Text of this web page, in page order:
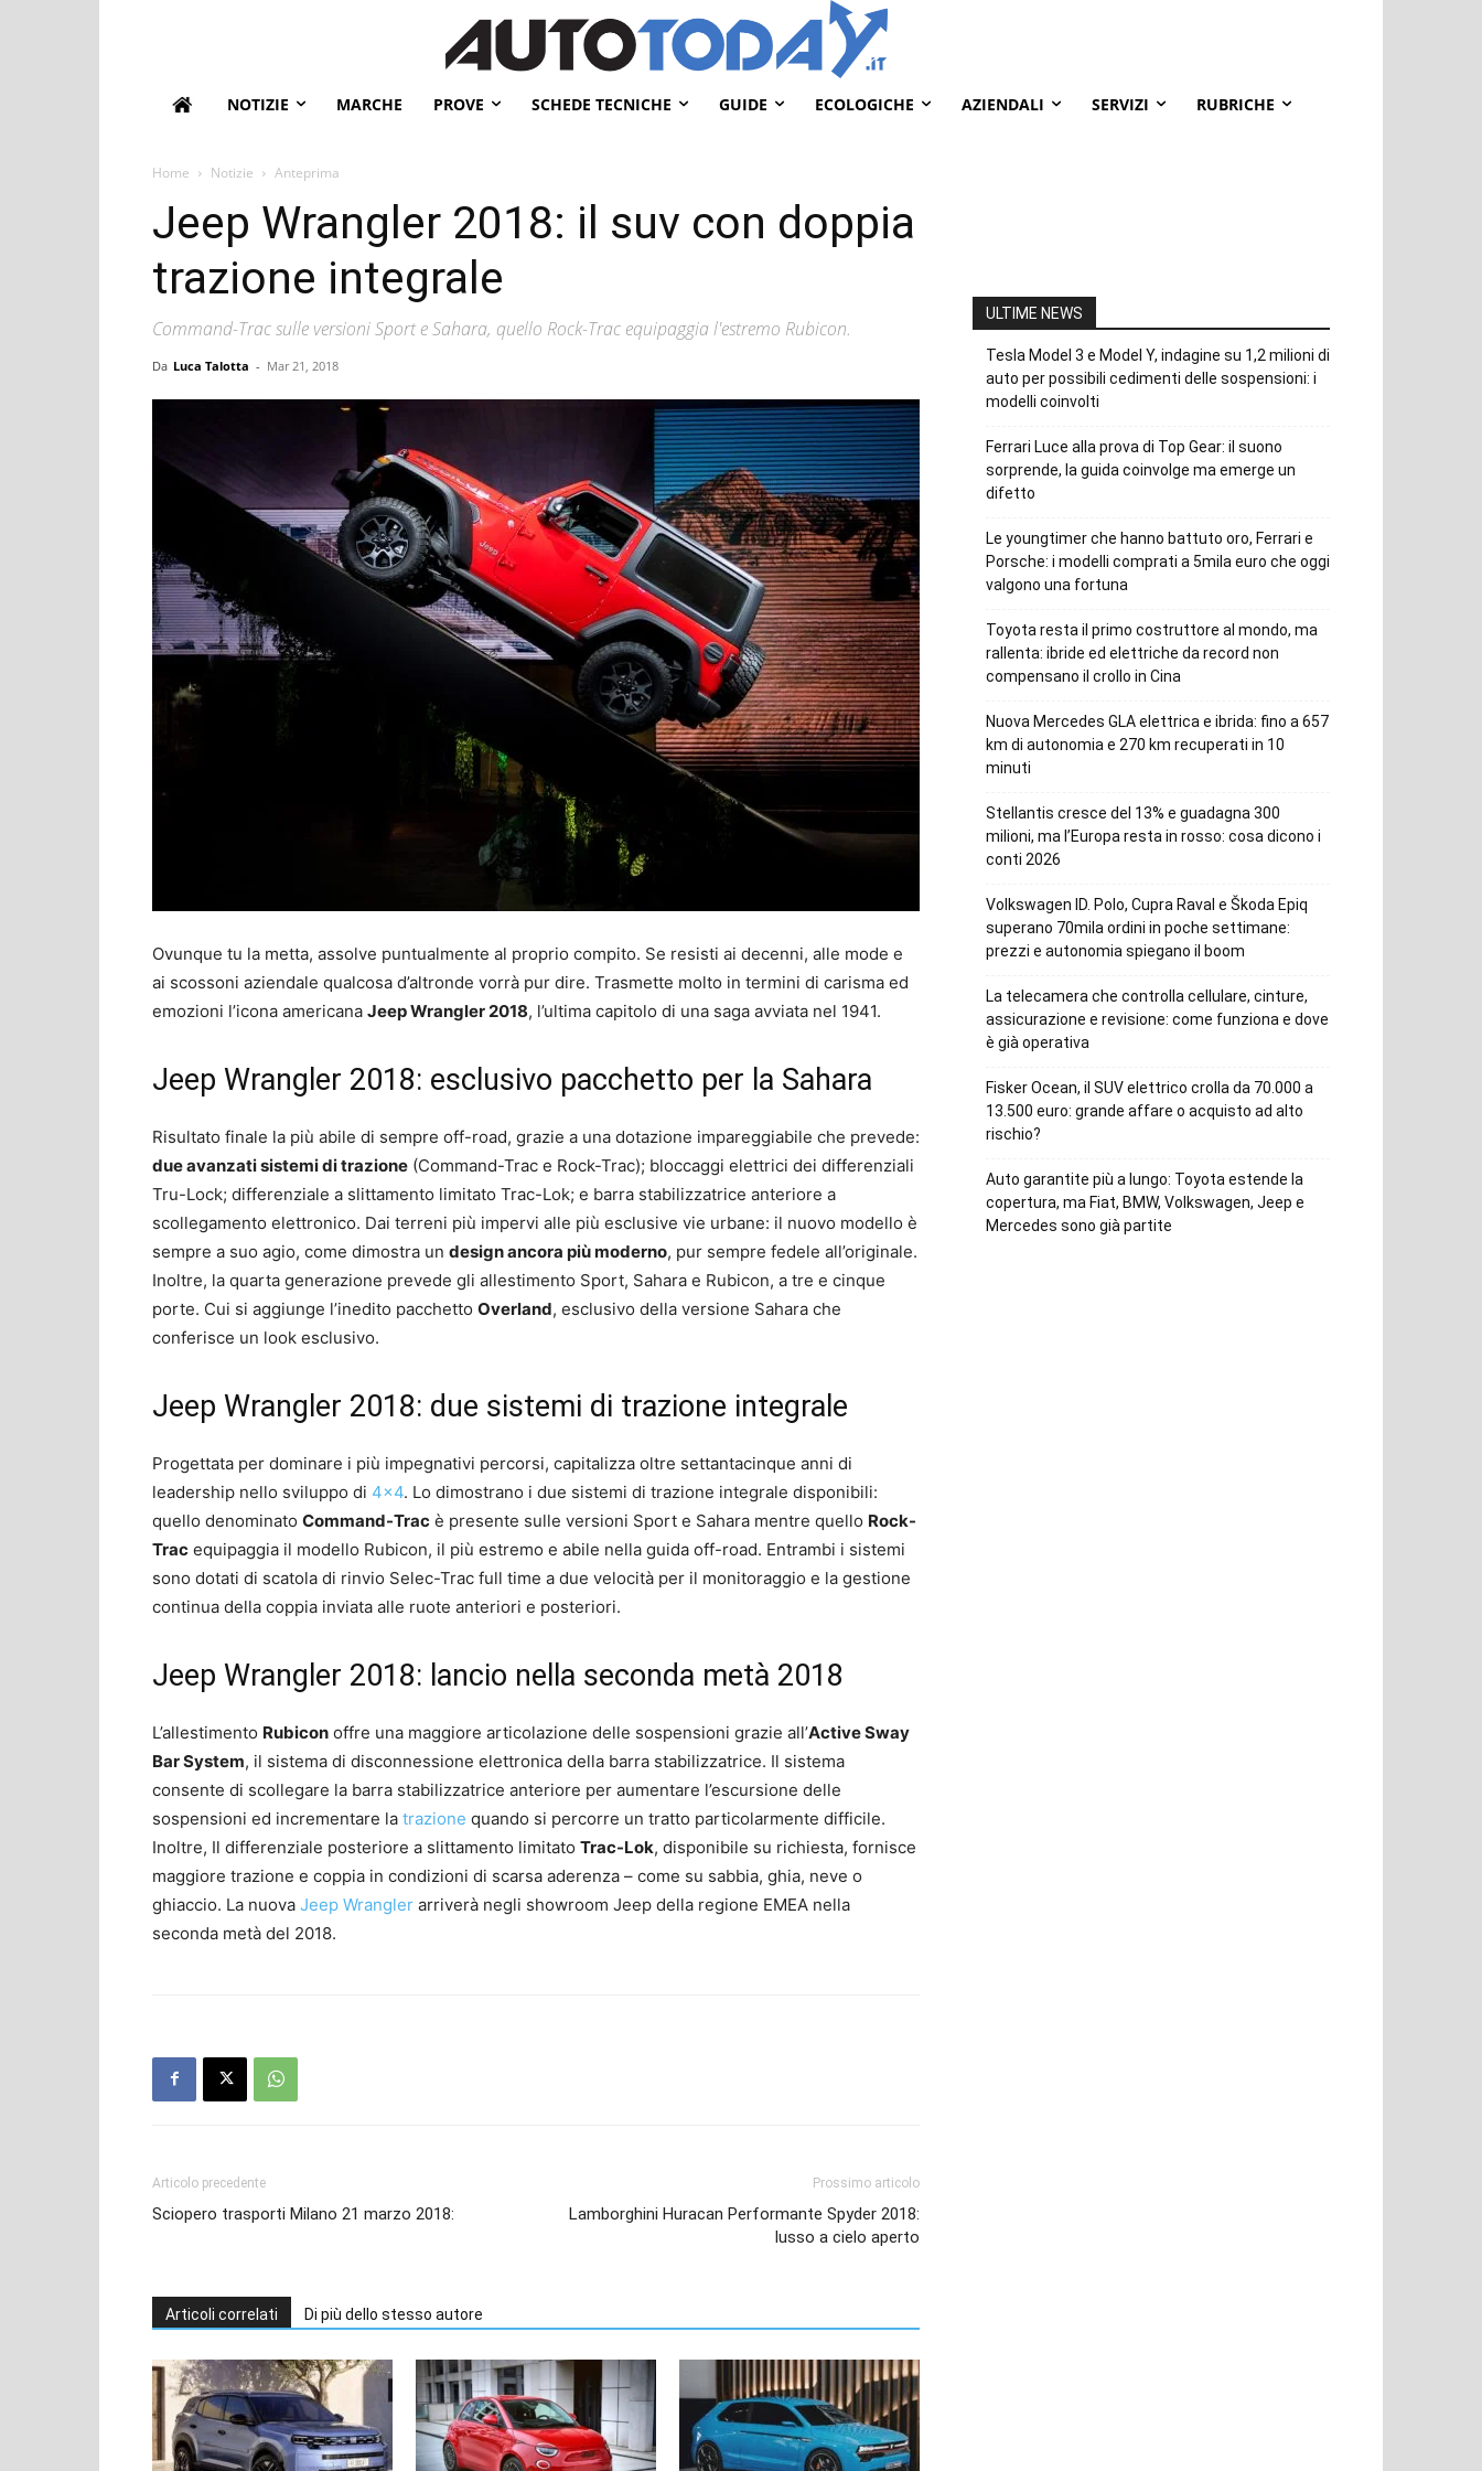
NOTIZIE MARCHE PROVE SCHEDE TECNICHE GUIDE ECOLOGICHE AZIENDALI SERVIZI RUBRICHE
Home Notizie Anteprima
Jeep Wrangler 2018: il suv con doppia
trazione integrale
Command-Trac sulle versioni Sport e Sahara, quello Rock-Trac equipaggia l'estremo Rubicon.
Da Luca Talotta - Mar 21, 2018
Ovunque tu la metta, assolve puntualmente al proprio compito. Se resisti ai decenni, alle mode e
ai scossoni aziendale qualcosa d’altronde vorrà pur dire. Trasmette molto in termini di carisma ed
emozioni l’icona americana Jeep Wrangler 2018, l’ultima capitolo di una saga avviata nel 1941.
Jeep Wrangler 2018: esclusivo pacchetto per la Sahara
Risultato finale la più abile di sempre off-road, grazie a una dotazione impareggiabile che prevede:
due avanzati sistemi di trazione (Command-Trac e Rock-Trac); bloccaggi elettrici dei differenziali
Tru-Lock; differenziale a slittamento limitato Trac-Lok; e barra stabilizzatrice anteriore a
scollegamento elettronico. Dai terreni più impervi alle più esclusive vie urbane: il nuovo modello è
sempre a suo agio, come dimostra un design ancora più moderno, pur sempre fedele all’originale.
Inoltre, la quarta generazione prevede gli allestimento Sport, Sahara e Rubicon, a tre e cinque
porte. Cui si aggiunge l’inedito pacchetto Overland, esclusivo della versione Sahara che
conferisce un look esclusivo.
Jeep Wrangler 2018: due sistemi di trazione integrale
Progettata per dominare i più impegnativi percorsi, capitalizza oltre settantacinque anni di
leadership nello sviluppo di 4×4. Lo dimostrano i due sistemi di trazione integrale disponibili:
quello denominato Command-Trac è presente sulle versioni Sport e Sahara mentre quello Rock-
Trac equipaggia il modello Rubicon, il più estremo e abile nella guida off-road. Entrambi i sistemi
sono dotati di scatola di rinvio Selec-Trac full time a due velocità per il monitoraggio e la gestione
continua della coppia inviata alle ruote anteriori e posteriori.
Jeep Wrangler 2018: lancio nella seconda metà 2018
L’allestimento Rubicon offre una maggiore articolazione delle sospensioni grazie all’Active Sway
Bar System, il sistema di disconnessione elettronica della barra stabilizzatrice. Il sistema
consente di scollegare la barra stabilizzatrice anteriore per aumentare l’escursione delle
sospensioni ed incrementare la trazione quando si percorre un tratto particolarmente difficile.
Inoltre, Il differenziale posteriore a slittamento limitato Trac-Lok, disponibile su richiesta, fornisce
maggiore trazione e coppia in condizioni di scarsa aderenza – come su sabbia, ghia, neve o
ghiaccio. La nuova Jeep Wrangler arriverà negli showroom Jeep della regione EMEA nella
seconda metà del 2018.
Articolo precedente
Sciopero trasporti Milano 21 marzo 2018:
Prossimo articolo
Lamborghini Huracan Performante Spyder 2018:
lusso a cielo aperto
Articoli correlati Di più dello stesso autore
ULTIME NEWS
Tesla Model 3 e Model Y, indagine su 1,2 milioni di
auto per possibili cedimenti delle sospensioni: i
modelli coinvolti
Ferrari Luce alla prova di Top Gear: il suono
sorprende, la guida coinvolge ma emerge un
difetto
Le youngtimer che hanno battuto oro, Ferrari e
Porsche: i modelli comprati a 5mila euro che oggi
valgono una fortuna
Toyota resta il primo costruttore al mondo, ma
rallenta: ibride ed elettriche da record non
compensano il crollo in Cina
Nuova Mercedes GLA elettrica e ibrida: fino a 657
km di autonomia e 270 km recuperati in 10
minuti
Stellantis cresce del 13% e guadagna 300
milioni, ma l’Europa resta in rosso: cosa dicono i
conti 2026
Volkswagen ID. Polo, Cupra Raval e Škoda Epiq
superano 70mila ordini in poche settimane:
prezzi e autonomia spiegano il boom
La telecamera che controlla cellulare, cinture,
assicurazione e revisione: come funziona e dove
è già operativa
Fisker Ocean, il SUV elettrico crolla da 70.000 a
13.500 euro: grande affare o acquisto ad alto
rischio?
Auto garantite più a lungo: Toyota estende la
copertura, ma Fiat, BMW, Volkswagen, Jeep e
Mercedes sono già partite